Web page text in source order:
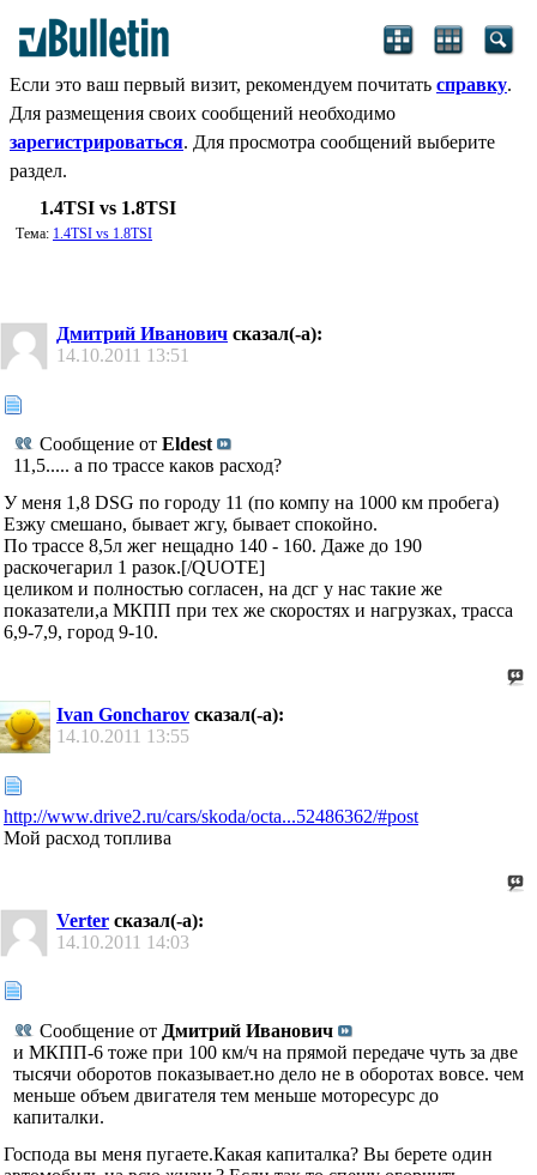
Если это ваш первый визит, рекомендуем почитать справку.
Для размещения своих сообщений необходимо
зарегистрироваться. Для просмотра сообщений выберите
раздел.
1.4TSI vs 1.8TSI
Тема: 1.4TSI vs 1.8TSI
Дмитрий Иванович сказал(-а):
14.10.2011 13:51
Сообщение от Eldest
11,5..... а по трассе каков расход?
У меня 1,8 DSG по городу 11 (по компу на 1000 км пробега)
Езжу смешано, бывает жгу, бывает спокойно.
По трассе 8,5л жег нещадно 140 - 160. Даже до 190
раскочегарил 1 разок.[/QUOTE]
целиком и полностью согласен, на дсг у нас такие же
показатели,а МКПП при тех же скоростях и нагрузках, трасса
6,9-7,9, город 9-10.
Ivan Goncharov сказал(-а):
14.10.2011 13:55
http://www.drive2.ru/cars/skoda/octa...52486362/#post
Мой расход топлива
Verter сказал(-а):
14.10.2011 14:03
Сообщение от Дмитрий Иванович
и МКПП-6 тоже при 100 км/ч на прямой передаче чуть за две
тысячи оборотов показывает.но дело не в оборотах вовсе. чем
меньше объем двигателя тем меньше моторесурс до
капиталки.
Господа вы меня пугаете.Какая капиталка? Вы берете один